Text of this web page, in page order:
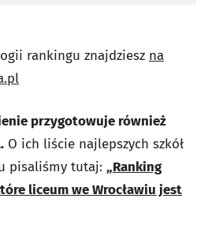
rankingu znajdziesz na
przygotowuje również
O ich liście najlepszych szkół
pisaliśmy tutaj: „Ranking
liceum we Wrocławiu jest